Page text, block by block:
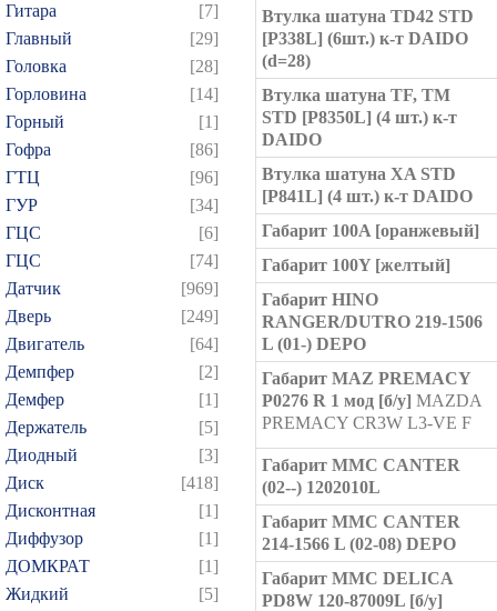
Гитара
[7]
Главный
[29]
Головка
[28]
Горловина
[14]
Горный
[1]
Гофра
[86]
ГТЦ
[96]
ГУР
[34]
ГЦC
[6]
ГЦС
[74]
Датчик
[969]
Дверь
[249]
Двигатель
[64]
Демпфер
[2]
Демфер
[1]
Держатель
[5]
Диодный
[3]
Диск
[418]
Дисконтная
[1]
Диффузор
[1]
ДОМКРАТ
[1]
Жидкий
[5]
Втулка шатуна TD42 STD
[P338L] (6шт.) к-т DAIDO
(d=28)
Втулка шатуна TF, TM
STD [P8350L] (4 шт.) к-т
DAIDO
Втулка шатуна XA STD
[P841L] (4 шт.) к-т DAIDO
Габарит 100A [оранжевый]
Габарит 100Y [желтый]
Габарит HINO
RANGER/DUTRO 219-1506
L (01-) DEPO
Габарит MAZ PREMACY
P0276 R 1 мод [б/у] MAZDA
PREMACY CR3W L3-VE F
Габарит MMC CANTER
(02--) 1202010L
Габарит MMC CANTER
214-1566 L (02-08) DEPO
Габарит MMC DELICA
PD8W 120-87009L [б/у]